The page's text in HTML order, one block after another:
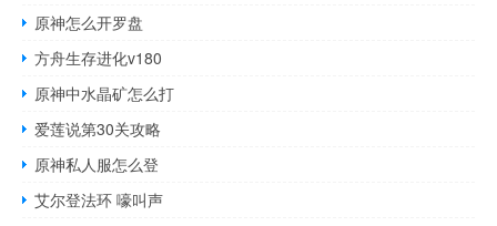
原神怎么开罗盘
方舟生存进化v180
原神中水晶矿怎么打
爱莲说第30关攻略
原神私人服怎么登
艾尔登法环 嚎叫声